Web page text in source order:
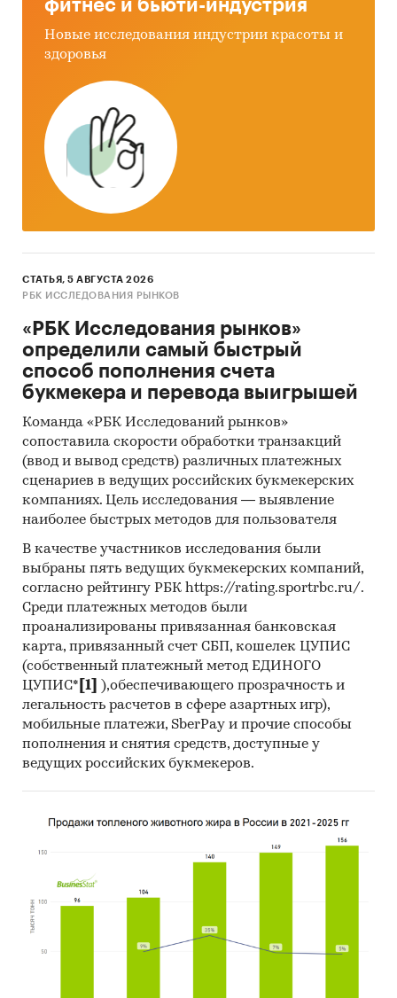
фитнес и бьюти-индустрия
Новые исследования индустрии красоты и
здоровья
СТАТЬЯ, 5 АВГУСТА 2026
РБК ИССЛЕДОВАНИЯ РЫНКОВ
«РБК Исследования рынков»
определили самый быстрый
способ пополнения счета
букмекера и перевода выигрышей
Команда «РБК Исследований рынков»
сопоставила скорости обработки транзакций
(ввод и вывод средств) различных платежных
сценариев в ведущих российских букмекерских
компаниях. Цель исследования — выявление
наиболее быстрых методов для пользователя
В качестве участников исследования были
выбраны пять ведущих букмекерских компаний,
согласно рейтингу РБК https://rating.sportrbc.ru/.
Среди платежных методов были
проанализированы привязанная банковская
карта, привязанный счет СБП, кошелек ЦУПИС
(собственный платежный метод ЕДИНОГО
ЦУПИС* [1]
),обеспечивающего прозрачность и
легальность расчетов в сфере азартных игр),
мобильные платежи, SberPay и прочие способы
пополнения и снятия средств, доступные у
ведущих российских букмекеров.